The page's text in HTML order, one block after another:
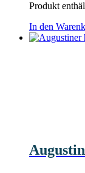
Produkt
In den